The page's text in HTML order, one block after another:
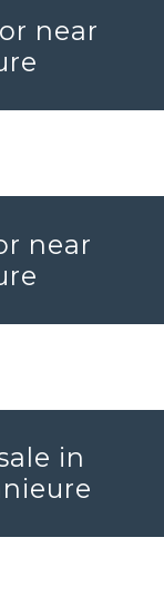
near
near
in